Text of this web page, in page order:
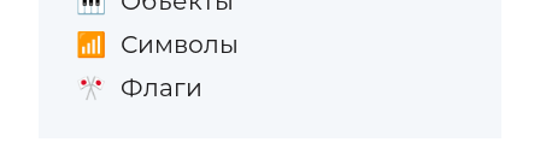
📶 Символы
🎌 Флаги